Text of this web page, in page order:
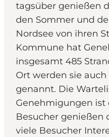
tagsüber genießen
den Sommer und
Nordsee von ihren
Kommune hat
insgesamt 485
Ort werden sie auch
genannt. Die
Genehmigungen ist
Besucher genießen
viele Besucher